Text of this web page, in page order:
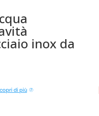
inox da
di più